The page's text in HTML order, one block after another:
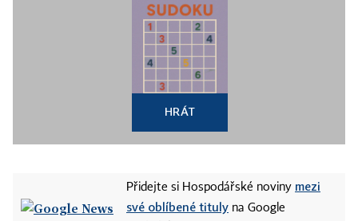
HRÁT
Přidejte si Hospodářské noviny mezi
své oblíbené tituly na Google